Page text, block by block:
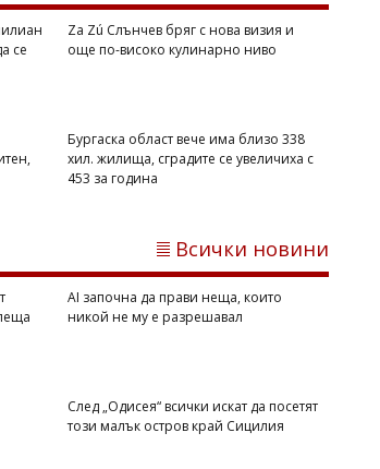
Дунав разкри двама войници от
се
Za Zú Слънчев бряг с нова визия и
още по-високо кулинарно ниво
Бургаска област вече има близо 338
хил. жилища, сградите се увеличиха с
453 за година
Всички новини
AI започна да прави неща, които
никой не му е разрешавал
След „Одисея“ всички искат да посетят
този малък остров край Сицилия